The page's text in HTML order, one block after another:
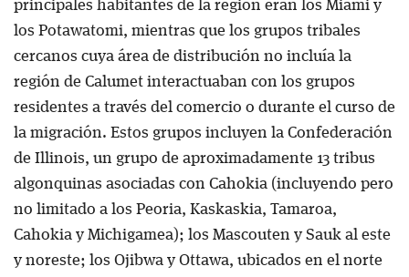
principales habitantes de la región eran los Miami y
los Potawatomi, mientras que los grupos tribales
cercanos cuya área de distribución no incluía la
región de Calumet interactuaban con los grupos
residentes a través del comercio o durante el curso de
la migración. Estos grupos incluyen la Confederación
de Illinois, un grupo de aproximadamente 13 tribus
algonquinas asociadas con Cahokia (incluyendo pero
no limitado a los Peoria, Kaskaskia, Tamaroa,
Cahokia y Michigamea); los Mascouten y Sauk al este
y noreste; los Ojibwa y Ottawa, ubicados en el norte